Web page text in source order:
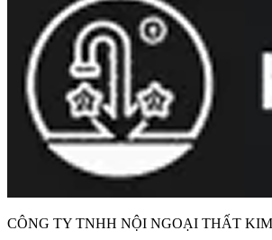
CÔNG TY TNHH NỘI NGOẠI THẤT